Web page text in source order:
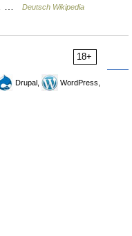
…
Deutsch Wikipedia
18+
Drupal,
WordPress,